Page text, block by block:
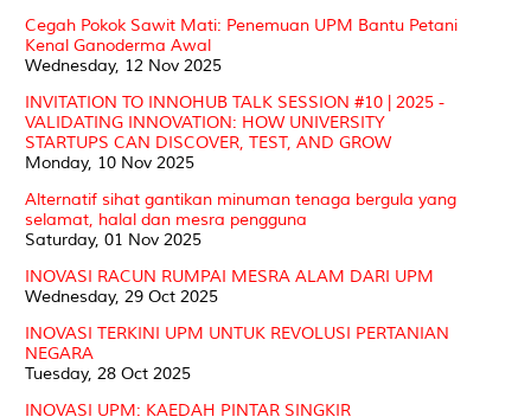
Cegah Pokok Sawit Mati: Penemuan UPM Bantu Petani
Kenal Ganoderma Awal
Wednesday, 12 Nov 2025
INVITATION TO INNOHUB TALK SESSION #10 | 2025 -
VALIDATING INNOVATION: HOW UNIVERSITY
STARTUPS CAN DISCOVER, TEST, AND GROW
Monday, 10 Nov 2025
Alternatif sihat gantikan minuman tenaga bergula yang
selamat, halal dan mesra pengguna
Saturday, 01 Nov 2025
INOVASI RACUN RUMPAI MESRA ALAM DARI UPM
Wednesday, 29 Oct 2025
INOVASI TERKINI UPM UNTUK REVOLUSI PERTANIAN
NEGARA
Tuesday, 28 Oct 2025
INOVASI UPM: KAEDAH PINTAR SINGKIR